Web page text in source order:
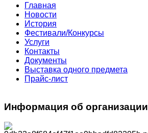
Главная
Новости
История
Фестивали/Конкурсы
Услуги
Контакты
Документы
Выставка одного предмета
Прайс-лист
Информация об организации